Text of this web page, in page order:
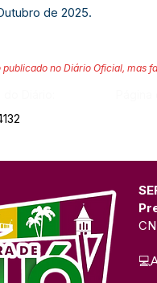
de 2025.
publicado no Diário Oficial, mas